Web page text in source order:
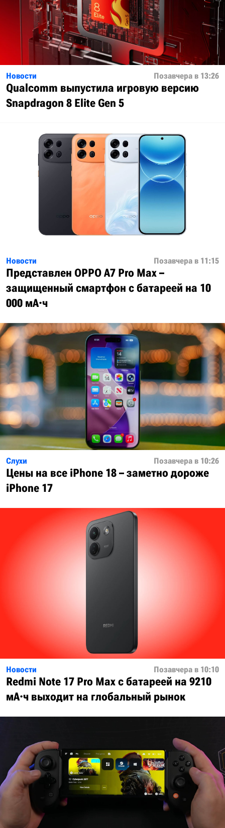
Новости Позавчера в 13:26
Qualcomm выпустила игровую версию
Snapdragon 8 Elite Gen 5
Новости Позавчера в 11:15
Представлен OPPO A7 Pro Max –
защищенный смартфон с батареей на 10
000 мА·ч
Слухи Позавчера в 10:26
Цены на все iPhone 18 – заметно дороже
iPhone 17
Новости Позавчера в 10:10
Redmi Note 17 Pro Max с батареей на 9210
мА·ч выходит на глобальный рынок